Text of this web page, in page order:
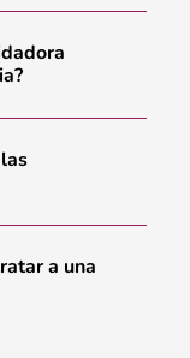
a una